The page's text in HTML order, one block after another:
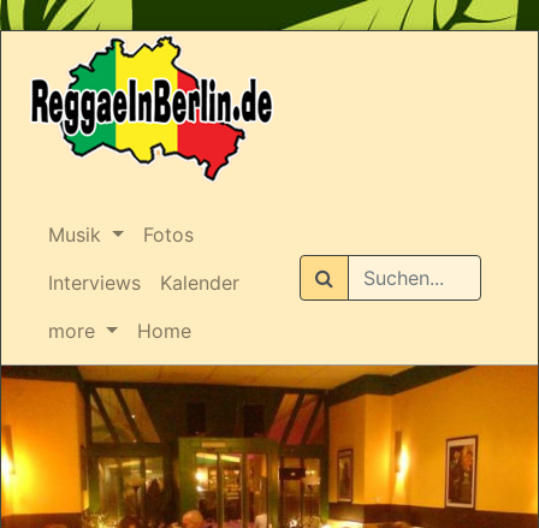
Musik
Fotos
Interviews
Kalender
more
Home
Suchen